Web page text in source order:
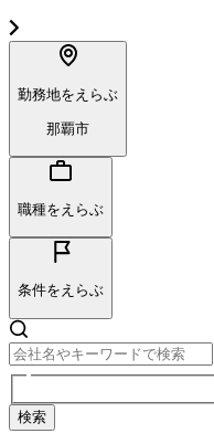
勤務地をえらぶ
那覇市
職種をえらぶ
条件をえらぶ
検索